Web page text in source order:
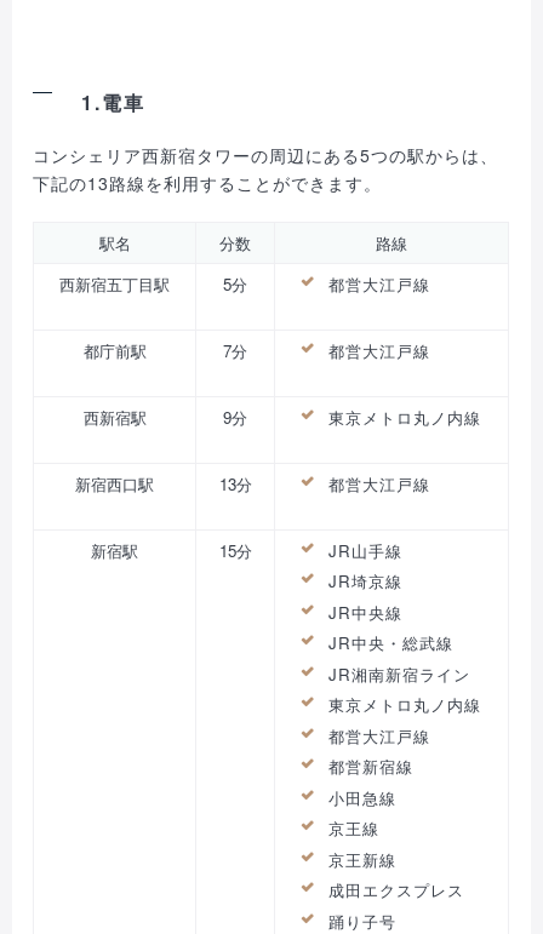
1.電車
コンシェリア西新宿タワーの周辺にある5つの駅からは、
下記の13路線を利用することができます。
駅名 分数
路線
西新宿五丁目駅
5分 都営大江戸線
都庁前駅 7分 都営大江戸線
西新宿駅 9分 東京メトロ丸ノ内線
新宿西口駅 13分 都営大江戸線
新宿駅 15分
JR山手線
JR埼京線
JR中央線
JR中央・総武線
JR湘南新宿ライン
東京メトロ丸ノ内線
都営大江戸線
都営新宿線
小田急線
京王線
京王新線
成田エクスプレス
踊り子号